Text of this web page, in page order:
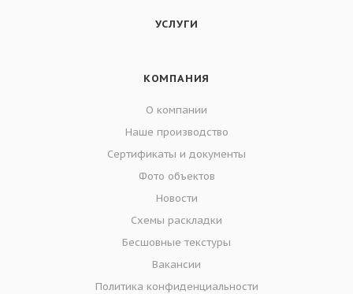
УСЛУГИ
КОМПАНИЯ
О компании
Наше производство
Сертификаты и документы
Фото объектов
Новости
Схемы раскладки
Бесшовные текстуры
Вакансии
Политика конфиденциальности